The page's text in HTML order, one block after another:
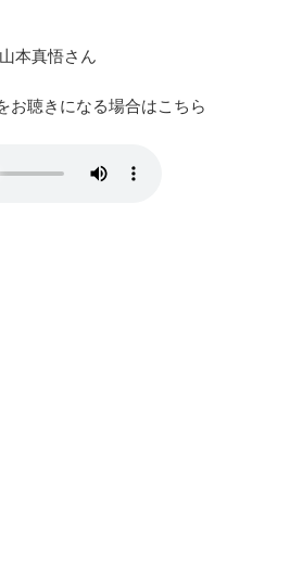
本真悟さん
お聴きになる場合はこちら